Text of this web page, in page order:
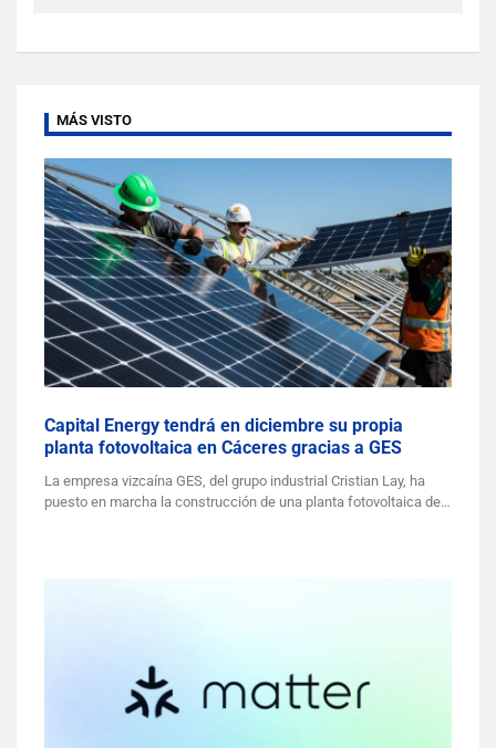
MÁS VISTO
Capital Energy tendrá en diciembre su propia
planta fotovoltaica en Cáceres gracias a GES
La empresa vizcaína GES, del grupo industrial Cristian Lay, ha
puesto en marcha la construcción de una planta fotovoltaica de…